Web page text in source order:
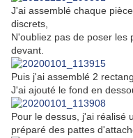
J'ai assemblé chaque
discrets,
N'oubliez pas de poser les
devant.
Puis j'ai assemblé 2
J'ai ajouté le fond en
Pour le dessus, j'ai réalisé
préparé des pattes